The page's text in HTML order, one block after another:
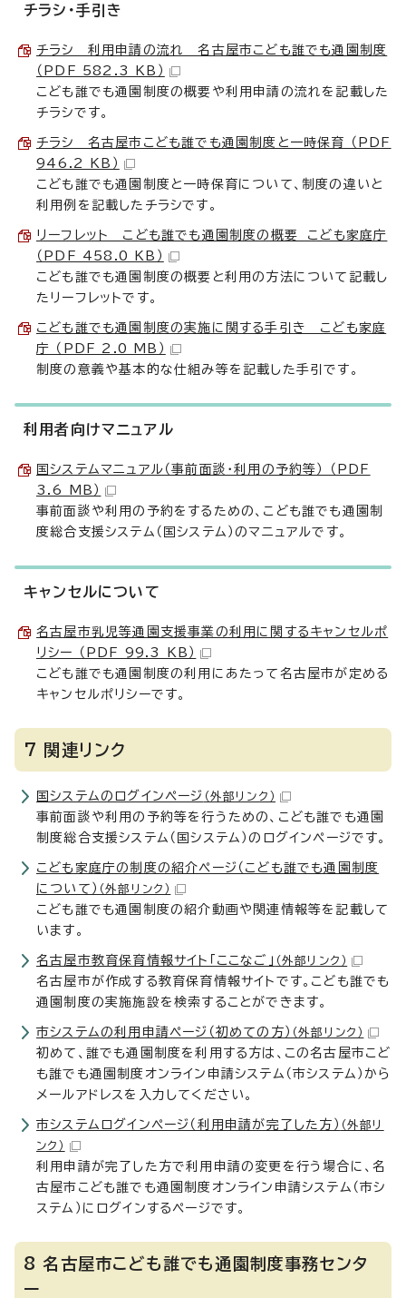
チラシ・手引き
チラシ 利用申請の流れ 名古屋市こども誰でも通園制度
（PDF 582.3 KB）
こども誰でも通園制度の概要や利用申請の流れを記載した
チラシです。
チラシ 名古屋市こども誰でも通園制度と一時保育 （PDF
946.2 KB）
こども誰でも通園制度と一時保育について、制度の違いと
利用例を記載したチラシです。
リーフレット こども誰でも通園制度の概要 こども家庭庁
（PDF 458.0 KB）
こども誰でも通園制度の概要と利用の方法について記載し
たリーフレットです。
こども誰でも通園制度の実施に関する手引き こども家庭
庁 （PDF 2.0 MB）
制度の意義や基本的な仕組み等を記載した手引です。
利用者向けマニュアル
国システムマニュアル（事前面談・利用の予約等） （PDF
3.6 MB）
事前面談や利用の予約をするための、こども誰でも通園制
度総合支援システム（国システム）のマニュアルです。
キャンセルについて
名古屋市乳児等通園支援事業の利用に関するキャンセルポ
リシー （PDF 99.3 KB）
こども誰でも通園制度の利用にあたって名古屋市が定める
キャンセルポリシーです。
7 関連リンク
国システムのログインページ （外部リンク）
事前面談や利用の予約等を行うための、こども誰でも通園
制度総合支援システム（国システム）のログインページです。
こども家庭庁の制度の紹介ページ（こども誰でも通園制度
について） （外部リンク）
こども誰でも通園制度の紹介動画や関連情報等を記載して
います。
名古屋市教育保育情報サイト「ここなご」 （外部リンク）
名古屋市が作成する教育保育情報サイトです。こども誰でも
通園制度の実施施設を検索することができます。
市システムの利用申請ページ（初めての方） （外部リンク）
初めて、誰でも通園制度を利用する方は、この名古屋市こど
も誰でも通園制度オンライン申請システム（市システム）から
メールアドレスを入力してください。
市システムログインページ（利用申請が完了した方） （外部リ
ンク）
利用申請が完了した方で利用申請の変更を行う場合に、名
古屋市こども誰でも通園制度オンライン申請システム（市シ
ステム）にログインするページです。
8 名古屋市こども誰でも通園制度事務センタ
ー